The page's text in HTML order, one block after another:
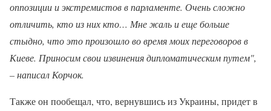
оппозиции и экстремистов в парламенте. Очень сложно
отличить, кто из них кто… Мне жаль и еще больше
стыдно, что это произошло во время моих переговоров в
Киеве. Приносим свои извинения дипломатическим путем",
– написал Корчок.
Также он пообещал, что, вернувшись из Украины, придет в